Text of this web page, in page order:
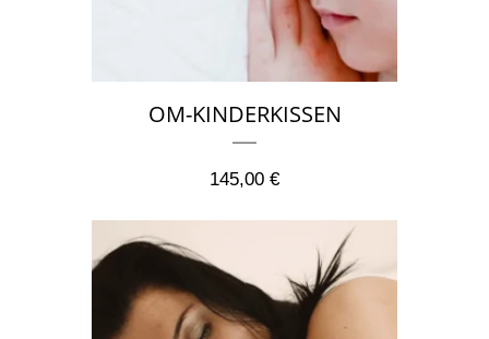
OM-KINDERKISSEN
145,00 €